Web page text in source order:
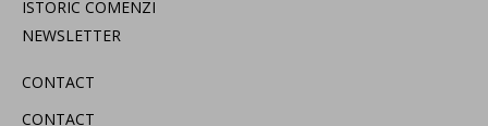
ISTORIC COMENZI
NEWSLETTER
CONTACT
CONTACT